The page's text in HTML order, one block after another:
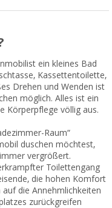
ein kleines Bad
Kassettentoilette,
Drehen und Wenden ist
möglich. Alles ist ein
Körperpflege völlig aus.
Raum“
duschen möchtest,
vergrößert.
Toilettengang
die hohen Komfort
die Annehmlichkeiten
zurückgreifen